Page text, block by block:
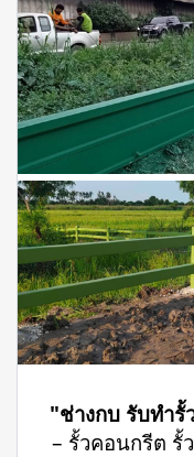
"ช่างกบ รับทำรั้
– รั้วคอนกรีต รั้